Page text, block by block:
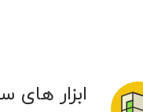
ابزار های